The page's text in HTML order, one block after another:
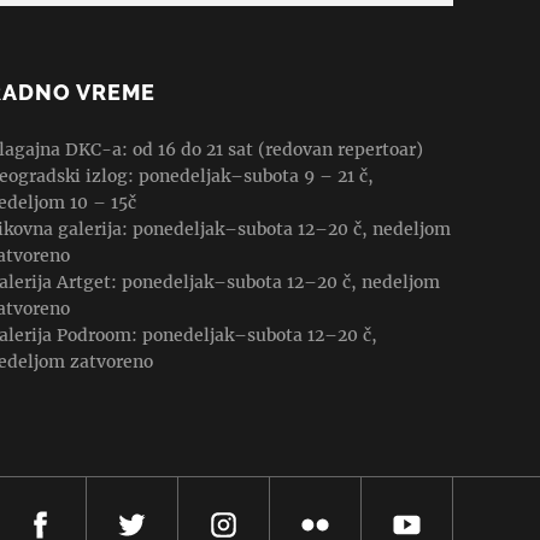
VREME
DKC-a: od 16 do 21 sat (redovan repertoar)
izlog: ponedeljak–subota 9 – 21 č,
10 – 15č
galerija: ponedeljak–subota 12–20 č, nedeljom
Artget: ponedeljak–subota 12–20 č, nedeljom
Podroom: ponedeljak–subota 12–20 č,
zatvoreno